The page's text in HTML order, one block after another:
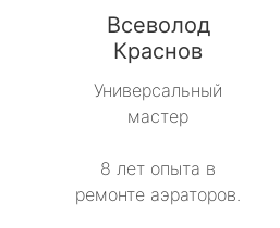
Всеволод
Краснов
Универсальный
мастер
8 лет опыта в
ремонте аэраторов.